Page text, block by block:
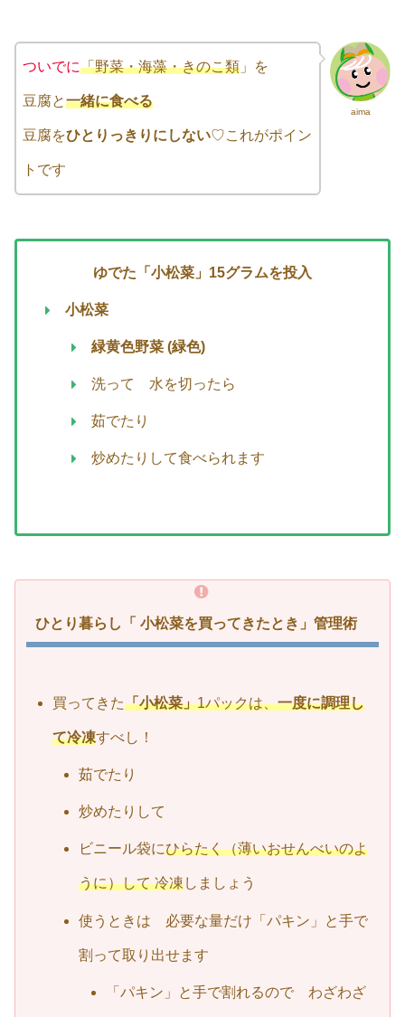
aima
ついでに「野菜・海藻・きのこ類 」を
豆腐と一緒に食べる
豆腐をひとりっきりにしない♡これがポイン
トです
ゆでた「小松菜」15グラムを投入
小松菜
緑黄色野菜 (緑色)
洗って 水を切ったら
茹でたり
炒めたりして食べられます
ひとり暮らし「 小松菜を買ってきたとき」管理術
買ってきた「小松菜」1パックは、一度に調理し
て冷凍すべし！
茹でたり
炒めたりして
ビニール袋にひらたく（薄いおせんべいのよ
うに）して 冷凍しましょう
使うときは 必要な量だけ「パキン」と手で
割って取り出せます
「パキン」と手で割れるので わざわざ